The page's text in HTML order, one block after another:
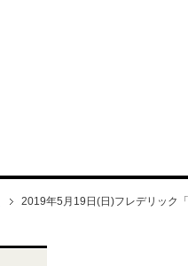
2019年5月19日(日)フレデリック